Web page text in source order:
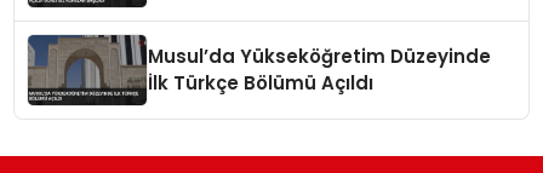
Musul’da Yükseköğretim Düzeyinde
İlk Türkçe Bölümü Açıldı